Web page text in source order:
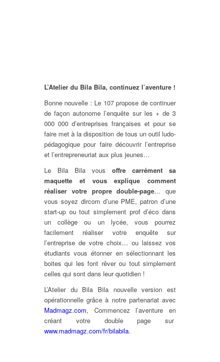
L’Atelier du Bila Bila, continuez l’aventure !
Bonne nouvelle : Le 107 propose de continuer
de façon autonome l’enquête sur les + de 3
000 000 d’entreprises françaises et pour se
faire met à la disposition de tous un outil ludo-
pédagogique pour faire découvrir l’entreprise
et l’entrepreneuriat aux plus jeunes…
Le Bila Bila vous offre carrément sa
maquette et vous explique comment
réaliser votre propre double-page… que
vous soyez dircom d’une PME, patron d’une
start-up ou tout simplement prof d’éco dans
un collège ou un lycée, vous pourrez
facilement réaliser votre enquête sur
l’entreprise de votre choix… ou laissez vos
étudiants vous étonner en sélectionnant les
boites qui les font rêver ou tout simplement
celles qui sont dans leur quotidien !
L’Atelier du Bila Bila nouvelle version est
opérationnelle grâce à notre partenariat avec
Madmagz.com, Commencez l’aventure en
créant votre double page sur
www.madmagz.com/fr/bilabila.